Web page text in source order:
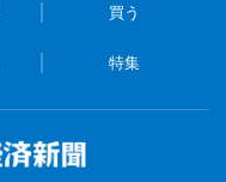
買う
特集